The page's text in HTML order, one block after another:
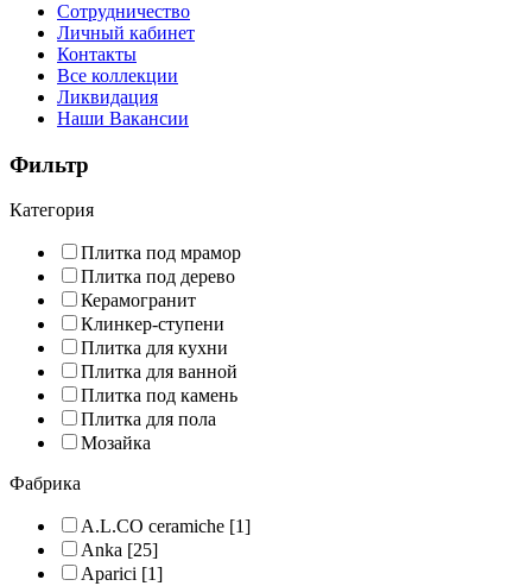
Сотрудничество
Личный кабинет
Контакты
Все коллекции
Ликвидация
Наши Вакансии
Фильтр
Категория
Плитка под мрамор
Плитка под дерево
Керамогранит
Клинкер-ступени
Плитка для кухни
Плитка для ванной
Плитка под камень
Плитка для пола
Мозайка
Фабрика
A.L.CO ceramiche [1]
Anka [25]
Aparici [1]